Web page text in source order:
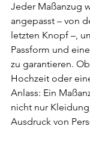
Jeder Maßanzug
angepasst – von
letzten Knopf –,
Passform und
zu garantieren.
Hochzeit oder
Anlass: Ein
nicht nur
Ausdruck von